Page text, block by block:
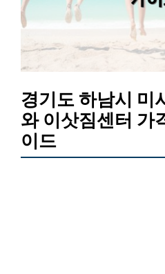
경기도 하남시 미
와 이삿짐센터 가
이드